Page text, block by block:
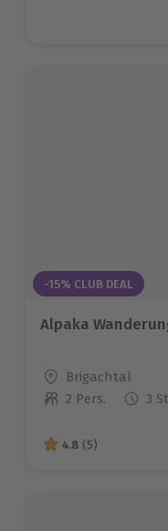
-15% CLUB DEAL
Alpaka
Standort
Brigachtal
Anzahl der
2 Pers. 3
4.8 von 5 Sternen
4.8 (5)